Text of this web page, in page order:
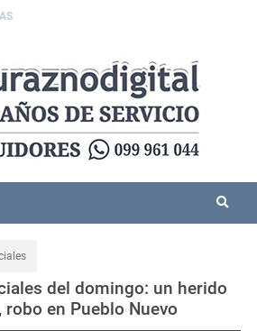
del domingo: un herido
en Pueblo Nuevo